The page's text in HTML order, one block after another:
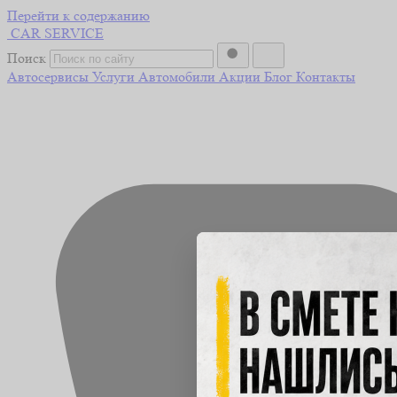
Перейти к содержанию
CAR SERVICE
Поиск
Автосервисы Услуги Автомобили Акции Блог Контакты